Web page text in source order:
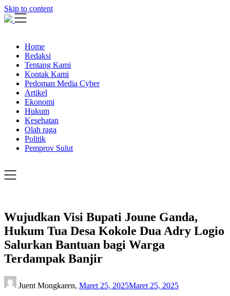
Skip to content
Home
Redaksi
Tentang Kami
Kontak Kami
Pedoman Media Cyber
Artikel
Ekonomi
Hukum
Kesehatan
Olah raga
Politik
Pemprov Sulut
Wujudkan Visi Bupati Joune Ganda,
Hukum Tua Desa Kokole Dua Adry Logio
Salurkan Bantuan bagi Warga
Terdampak Banjir
Juent Mongkaren, Maret 25, 2025Maret 25, 2025